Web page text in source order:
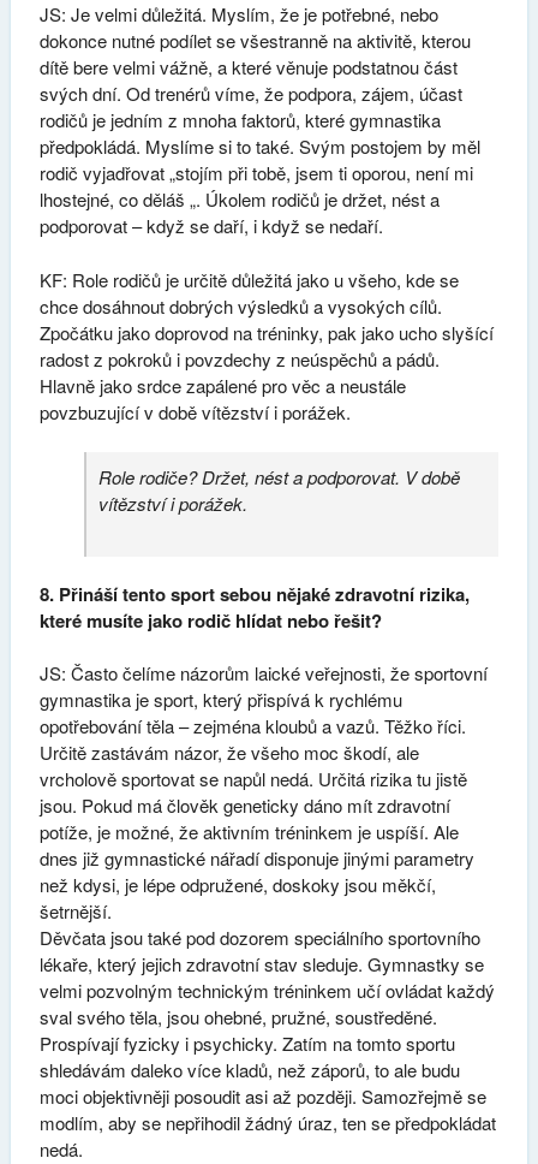
JS: Je velmi důležitá. Myslím, že je potřebné, nebo
dokonce nutné podílet se všestranně na aktivitě, kterou
dítě bere velmi vážně, a které věnuje podstatnou část
svých dní. Od trenérů víme, že podpora, zájem, účast
rodičů je jedním z mnoha faktorů, které gymnastika
předpokládá. Myslíme si to také. Svým postojem by měl
rodič vyjadřovat „stojím při tobě, jsem ti oporou, není mi
lhostejné, co děláš „. Úkolem rodičů je držet, nést a
podporovat – když se daří, i když se nedaří.
KF: Role rodičů je určitě důležitá jako u všeho, kde se
chce dosáhnout dobrých výsledků a vysokých cílů.
Zpočátku jako doprovod na tréninky, pak jako ucho slyšící
radost z pokroků i povzdechy z neúspěchů a pádů.
Hlavně jako srdce zapálené pro věc a neustále
povzbuzující v době vítězství i porážek.
Role rodiče? Držet, nést a podporovat. V době
vítězství i porážek.
8. Přináší tento sport sebou nějaké zdravotní rizika,
které musíte jako rodič hlídat nebo řešit?
JS: Často čelíme názorům laické veřejnosti, že sportovní
gymnastika je sport, který přispívá k rychlému
opotřebování těla – zejména kloubů a vazů. Těžko říci.
Určitě zastávám názor, že všeho moc škodí, ale
vrcholově sportovat se napůl nedá. Určitá rizika tu jistě
jsou. Pokud má člověk geneticky dáno mít zdravotní
potíže, je možné, že aktivním tréninkem je uspíší. Ale
dnes již gymnastické nářadí disponuje jinými parametry
než kdysi, je lépe odpružené, doskoky jsou měkčí,
šetrnější.
Děvčata jsou také pod dozorem speciálního sportovního
lékaře, který jejich zdravotní stav sleduje. Gymnastky se
velmi pozvolným technickým tréninkem učí ovládat každý
sval svého těla, jsou ohebné, pružné, soustředěné.
Prospívají fyzicky i psychicky. Zatím na tomto sportu
shledávám daleko více kladů, než záporů, to ale budu
moci objektivněji posoudit asi až později. Samozřejmě se
modlím, aby se nepřihodil žádný úraz, ten se předpokládat
nedá.